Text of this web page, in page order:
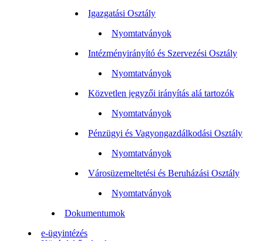
Igazgatási Osztály
Nyomtatványok
Intézményirányító és Szervezési Osztály
Nyomtatványok
Közvetlen jegyzői irányítás alá tartozók
Nyomtatványok
Pénzügyi és Vagyongazdálkodási Osztály
Nyomtatványok
Városüzemeltetési és Beruházási Osztály
Nyomtatványok
Dokumentumok
e-ügyintézés